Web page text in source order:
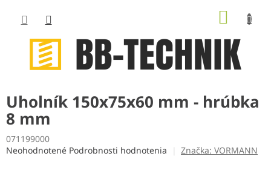
obsah
Uholník 150x75x60 mm - hrúbka
8 mm
071199000
Priemerné
Neohodnotené Podrobnosti hodnotenia Značka: VORMANN